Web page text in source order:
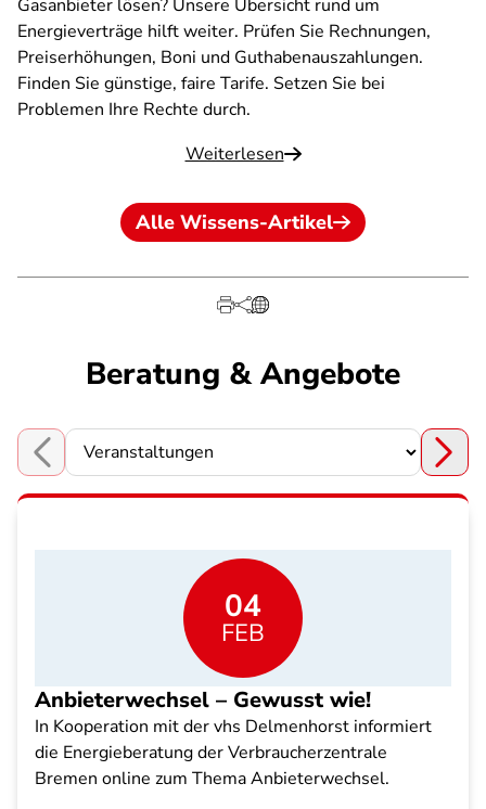
Gasanbieter lösen? Unsere Übersicht rund um
Energieverträge hilft weiter. Prüfen Sie Rechnungen,
Preiserhöhungen, Boni und Guthabenauszahlungen.
Finden Sie günstige, faire Tarife. Setzen Sie bei
Problemen Ihre Rechte durch.
Weiterlesen
Alle Wissens-Artikel
Beratung & Angebote
Choose a section
04
FEB
Anbieterwechsel – Gewusst wie!
In Kooperation mit der vhs Delmenhorst informiert
die Energieberatung der Verbraucherzentrale
Bremen online zum Thema Anbieterwechsel.